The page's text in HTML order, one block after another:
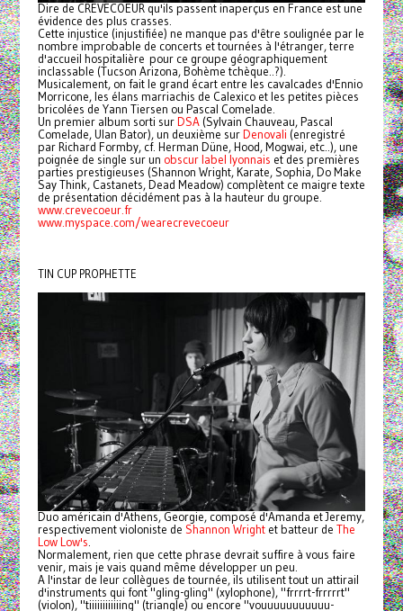
Dire de CRËVECOEUR qu'ils passent inaperçus en France est une
évidence des plus crasses.
Cette injustice (injustifiée) ne manque pas d'être soulignée par le
nombre improbable de concerts et tournées à l'étranger, terre
d'accueil hospitalière pour ce groupe géographiquement
inclassable (Tucson Arizona, Bohème tchèque..?).
Musicalement, on fait le grand écart entre les cavalcades d'Ennio
Morricone, les élans marriachis de Calexico et les petites pièces
bricolées de Yann Tiersen ou Pascal Comelade.
Un premier album sorti surDSA(Sylvain Chauveau, Pascal
Comelade, Ulan Bator), un deuxième surDenovali (enregistré
par Richard Formby, cf. Herman Düne, Hood, Mogwai, etc..), une
poignée de single sur un obscur label lyonnais et des premières
parties prestigieuses (Shannon Wright, Karate, Sophia, Do Make
Say Think, Castanets, Dead Meadow) complètent ce maigre texte
de présentation décidément pas à la hauteur du groupe.
www.crevecoeur.fr
www.myspace.com/wearecrevecoeur
TIN CUP PROPHETTE
Duo américain d'Athens, Georgie, composé d'Amanda et Jeremy,
respectivement violoniste de Shannon Wrightet batteur de The
Low Low's.
Normalement, rien que cette phrase devrait suffire à vous faire
venir, mais je vais quand même développer un peu.
A l'instar de leur collègues de tournée, ils utilisent tout un attirail
d'instruments qui font "gling-gling" (xylophone), "frrrrt-frrrrrt"
(violon), "tiiiiiiiiiiiing" (triangle) ou encore "vouuuuuuuuuuu-